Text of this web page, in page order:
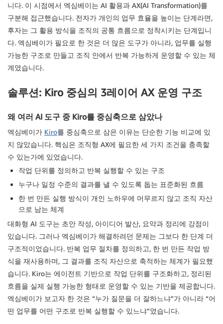
니다. 이 시점에서 엑심베이는 AI 활용과 AX(AI Transformation)를
구분해 접근했습니다. 전자가 개인의 업무 효율을 높이는 단계라면,
후자는 그 활용 방식을 조직의 공통 흐름으로 정착시키는 단계입니
다. 엑심베이가 필요로 한 것은 더 많은 도구가 아니라, 업무를 실행
가능한 구조로 만들고 조직 안에서 반복 가능하게 운영할 수 있는 체
계였습니다.
솔루션: Kiro 중심의 3레이어 AX 운영 구조
왜 여러 AI 도구 중 Kiro를 중심축으로 삼았나
엑심베이가 Kiro를 중심축으로 삼은 이유는 단순한 기능 비교에 있
지 않았습니다. 핵심은 조직형 AX에 필요한 세 가지 조건을 충족할
수 있는가에 있었습니다.
작업 단위를 정의하고 반복 실행할 수 있는 구조
누구나 일정 수준의 결과를 낼 수 있도록 돕는 표준화된 흐름
한 번 만든 실행 방식이 개인 노하우에 머무르지 않고 조직 자산
으로 남는 체계
대화형 AI 도구는 초안 작성, 아이디어 발산, 요약과 정리에 강점이
있습니다. 그러나 엑심베이가 해결하려던 문제는 그보다 한 단계 더
구조적이었습니다. 반복 업무 절차를 정의하고, 한 번 만든 작업 방
식을 재사용하며, 그 결과를 조직 자산으로 축적하는 체계가 필요했
습니다. Kiro는 에이전트 기반으로 작업 단위를 구조화하고, 정리된
흐름을 실제 실행 가능한 형태로 운영할 수 있는 기반을 제공합니다.
엑심베이가 보고자 한 것은 “누가 질문을 더 잘하느냐”가 아니라 “어
떤 업무를 어떤 구조로 반복 실행할 수 있느냐”였습니다.